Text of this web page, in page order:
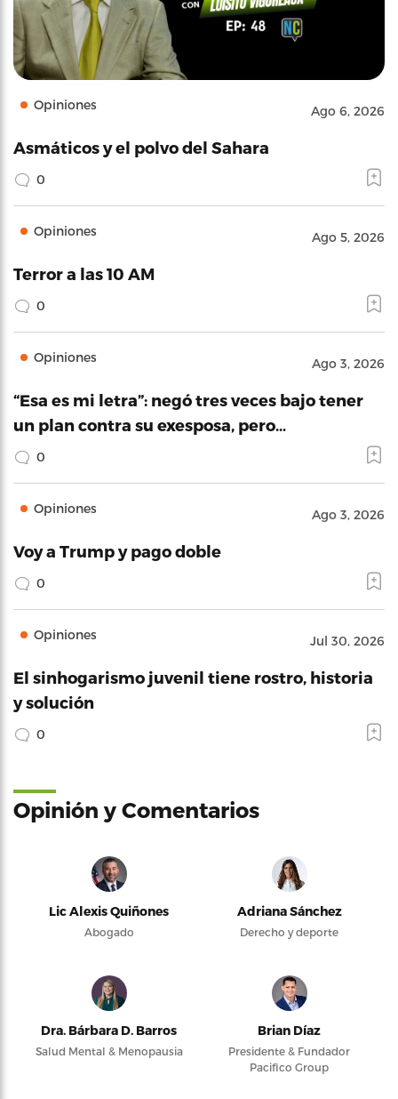
Opiniones Ago 6, 2026
Asmáticos y el polvo del Sahara
0
Opiniones Ago 5, 2026
Terror a las 10 AM
0
Opiniones Ago 3, 2026
“Esa es mi letra”: negó tres veces bajo tener
un plan contra su exesposa, pero…
0
Opiniones Ago 3, 2026
Voy a Trump y pago doble
0
Opiniones Jul 30, 2026
El sinhogarismo juvenil tiene rostro, historia
y solución
0
Opinión y Comentarios
Lic Alexis Quiñones
Abogado
Adriana Sánchez
Derecho y deporte
Dra. Bárbara D. Barros
Salud Mental & Menopausia
Brian Díaz
Presidente & Fundador
Pacifico Group